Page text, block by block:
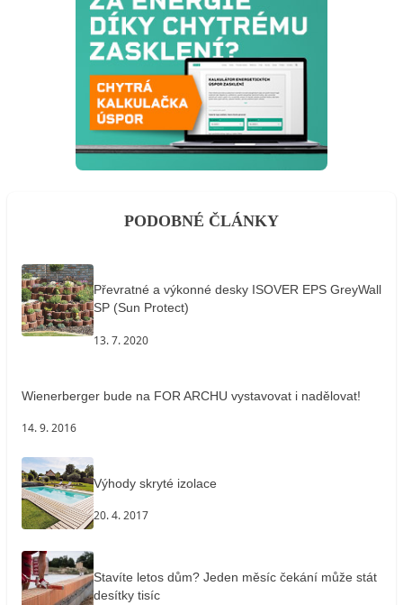
PODOBNÉ ČLÁNKY
Převratné a výkonné desky ISOVER EPS GreyWall
SP (Sun Protect)
13. 7. 2020
Wienerberger bude na FOR ARCHU vystavovat i nadělovat!
14. 9. 2016
Výhody skryté izolace
20. 4. 2017
Stavíte letos dům? Jeden měsíc čekání může stát
desítky tisíc